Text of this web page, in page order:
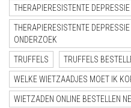
THERAPIERESISTENTE DEPRESSIE
THERAPIERESISTENTE
ONDERZOEK
TRUFFELS TRUFFELS
WELKE WIETZAADJES MOET IK
WIETZADEN ONLINE BESTELLEN